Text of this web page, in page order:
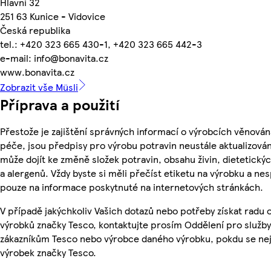
251 63 Kunice - Vidovice
Česká republika
tel.: +420 323 665 430-1, +420 323 665 442-3
e-mail: info@bonavita.cz
www.bonavita.cz
Zobrazit vše Müsli
Příprava a použití
Přestože je zajištění správných informací o výrobcích
péče, jsou předpisy pro výrobu potravin neustále
může dojít ke změně složek potravin, obsahu živin,
a alergenů. Vždy byste si měli přečíst etiketu na výrobku a
pouze na informace poskytnuté na internetových stránkách.
V případě jakýchkoliv Vašich dotazů nebo potřeby získat radu
výrobků značky Tesco, kontaktujte prosím Oddělení pro služby
zákazníkům Tesco nebo výrobce daného výrobku, pokdu se
výrobek značky Tesco.